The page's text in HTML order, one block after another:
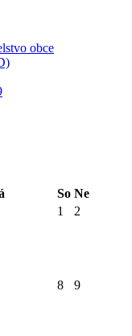
obce
So Ne
1 2
8 9